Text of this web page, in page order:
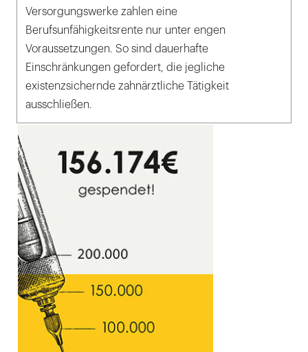
Versorgungswerke zahlen eine
Berufsunfähigkeitsrente nur unter engen
Voraussetzungen. So sind dauerhafte
Einschränkungen gefordert, die jegliche
existenzsichernde zahnärztliche Tätigkeit
ausschließen.